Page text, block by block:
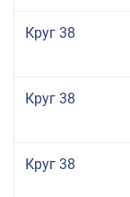
Круг 38
Круг 38
Круг 38